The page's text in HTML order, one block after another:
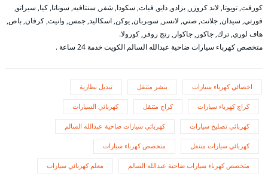
كورفت, تويوتا, لاند كروزر, برادو, دايو, فيات, سكودا, شفر, سنتافيه, سوناتا, كيا, سيراتو,
فورتي, سيدان, جلانت, صني, لانسر, سوبربان, يوكن, اسكاليد, جمس, وانيت, كرفان, باص,
هاف لوري, ترك, جاكور, جاكوار, رتج روفر, كورولا.
متخصص كهرباء سيارات ضاحية عبدالله السالم الكويت خدمة 24 ساعة .
اخصائي كهرباء سيارات بنشر متنقل تبديل بطارية
كراج كهرباء سيارات كراج متنقل كهربائي السيارات
كهربائي تصليح سيارات كهربائي سيارات ضاحية عبدالله السالم
كهربائي سيارات متنقل متخصص كهرباء سيارات
متخصص كهرباء سيارات ضاحية عبدالله السالم معلم كهربائي سيارات